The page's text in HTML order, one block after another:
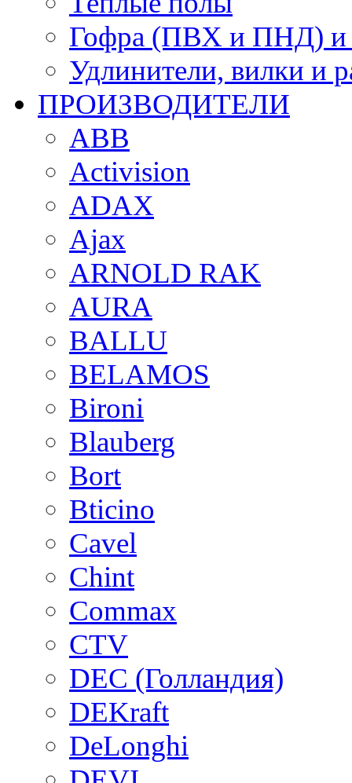
Гофра (ПВХ и ПНД) и
Удлинители, вилки и
ПРОИЗВОДИТЕЛИ
ABB
Activision
ADAX
Ajax
ARNOLD RAK
AURA
BALLU
BELAMOS
Bironi
Blauberg
Bort
Bticino
Cavel
Chint
Commax
CTV
DEC (Голландия)
DEKraft
DeLonghi